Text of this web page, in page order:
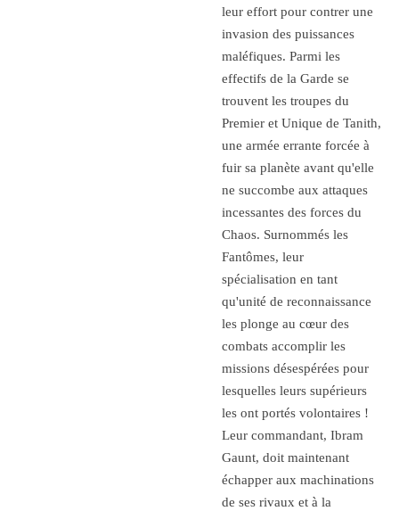
leur effort pour contrer une
invasion des puissances
maléfiques. Parmi les
effectifs de la Garde se
trouvent les troupes du
Premier et Unique de Tanith,
une armée errante forcée à
fuir sa planète avant qu'elle
ne succombe aux attaques
incessantes des forces du
Chaos. Surnommés les
Fantômes, leur
spécialisation en tant
qu'unité de reconnaissance
les plonge au cœur des
combats accomplir les
missions désespérées pour
lesquelles leurs supérieurs
les ont portés volontaires !
Leur commandant, Ibram
Gaunt, doit maintenant
échapper aux machinations
de ses rivaux et à la